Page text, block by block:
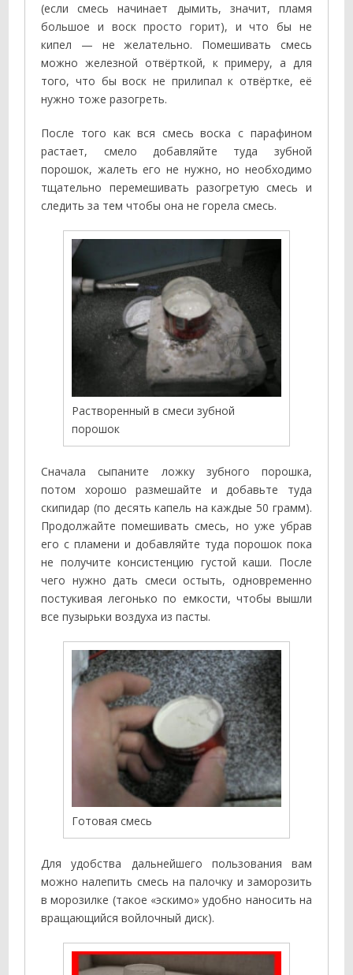
(если смесь начинает дымить, значит, пламя
большое и воск просто горит), и что бы не
кипел — не желательно. Помешивать смесь
можно железной отвёрткой, к примеру, а для
того, что бы воск не прилипал к отвёртке, её
нужно тоже разогреть.
После того как вся смесь воска с парафином
растает, смело добавляйте туда зубной
порошок, жалеть его не нужно, но необходимо
тщательно перемешивать разогретую смесь и
следить за тем чтобы она не горела смесь.
Растворенный в смеси зубной
порошок
Сначала сыпаните ложку зубного порошка,
потом хорошо размешайте и добавьте туда
скипидар (по десять капель на каждые 50 грамм).
Продолжайте помешивать смесь, но уже убрав
его с пламени и добавляйте туда порошок пока
не получите консистенцию густой каши. После
чего нужно дать смеси остыть, одновременно
постукивая легонько по емкости, чтобы вышли
все пузырьки воздуха из пасты.
Готовая смесь
Для удобства дальнейшего пользования вам
можно налепить смесь на палочку и заморозить
в морозилке (такое «эскимо» удобно наносить на
вращающийся войлочный диск).